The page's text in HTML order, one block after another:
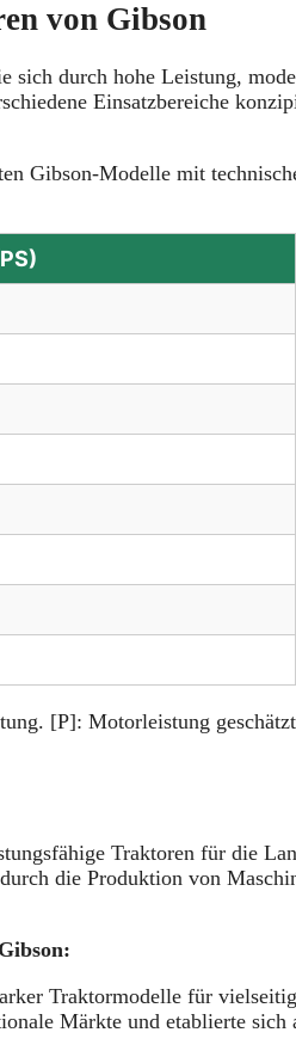
von Gibson
sich durch hohe Leistung,
Einsatzbereiche
Gibson-Modelle mit
[P]: Motorleistung
Traktoren für die
die Produktion von
Traktormodelle für
Märkte und etablierte